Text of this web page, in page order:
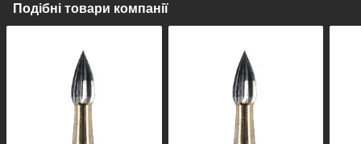
Подібні товари компанії